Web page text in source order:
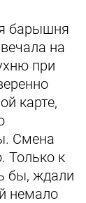
барышня
на
при
карте,
Смена
Только к
бы, ждали
немало